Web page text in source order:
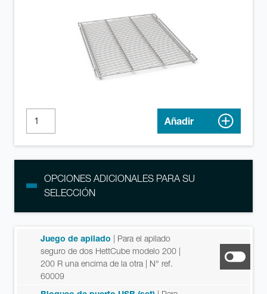
Añadir
OPCIONES ADICIONALES PARA SU
SELECCIÓN
Juego de apilado | Para el apilado
seguro de dos HettCube modelo 200 |
200 R una encima de la otra | N° ref.
60009